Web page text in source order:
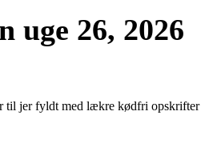
uge 26, 2026
til jer fyldt med lækre kødfri opskrifter